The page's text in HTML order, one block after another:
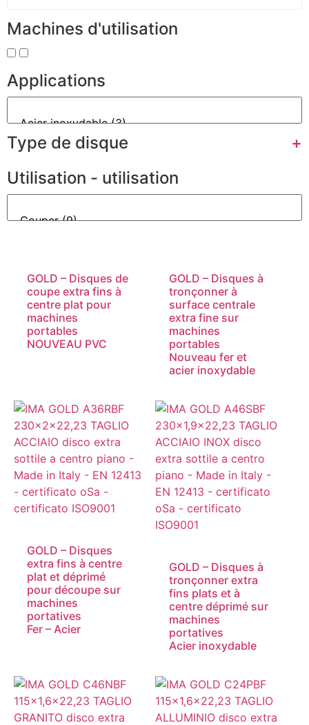
Machines d'utilisation
Applications
Type de disque
+
Utilisation - utilisation
GOLD – Disques de
coupe extra fins à
centre plat pour
machines
portables
NOUVEAU PVC
GOLD – Disques à
tronçonner à
surface centrale
extra fine sur
machines
portables
Nouveau fer et
acier inoxydable
GOLD – Disques
extra fins à centre
plat et déprimé
pour découpe sur
machines
portatives
Fer – Acier
GOLD – Disques à
tronçonner extra
fins plats et à
centre déprimé sur
machines
portatives
Acier inoxydable